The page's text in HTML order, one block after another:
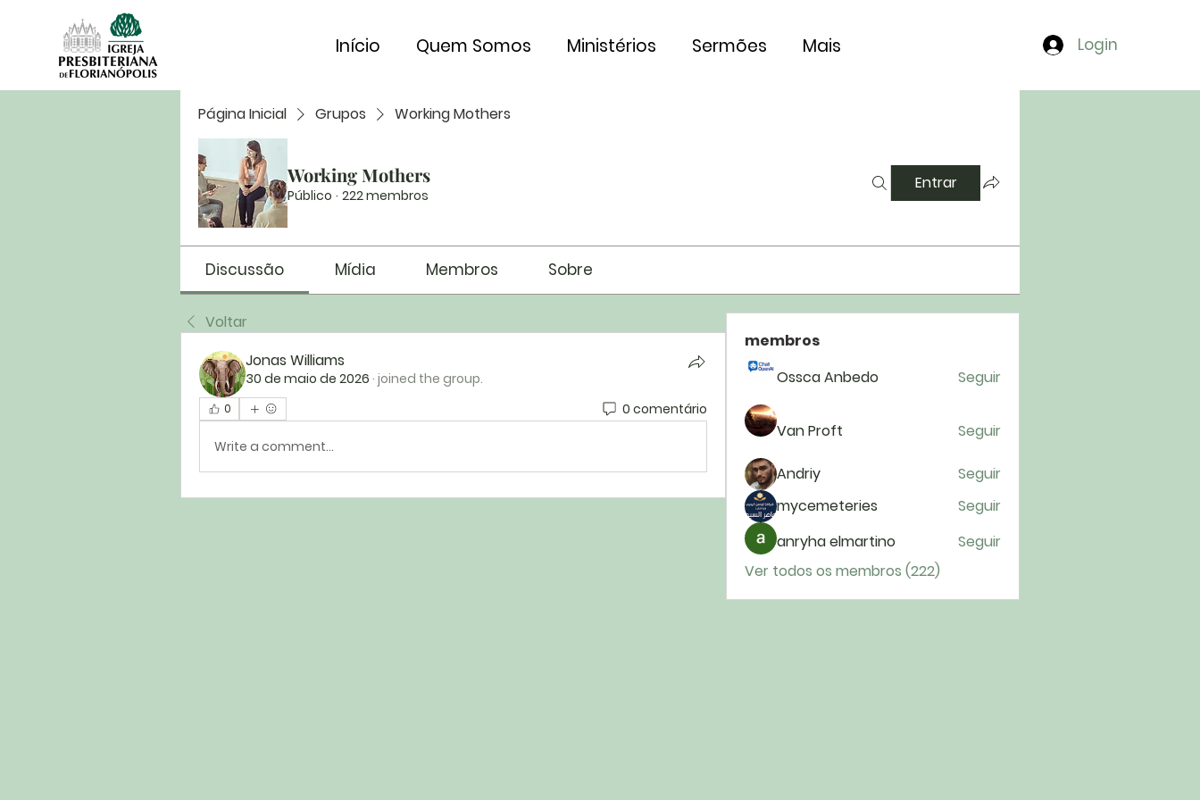
Início Quem Somos Ministérios Sermões Mais Login
Página Inicial Grupos Working Mothers
Working Mothers
Público · 222 membros
Entrar
Discussão Mídia Membros Sobre
Voltar
Jonas Williams
30 de maio de 2026 · joined the group.
0 0 comentário
Write a comment...
membros
Ossca Anbedo
Seguir
Van Proft Seguir
Andriy
Seguir
mycemeteries
Seguir
anryha elmartino
Seguir
Ver todos os membros (222)